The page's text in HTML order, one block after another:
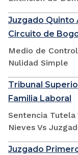
Juzgado Quinto
Circuito de
Medio de
Nulidad Simple
Tribunal
Familia Laboral
Sentencia Tutela
Nieves Vs
Juzgado